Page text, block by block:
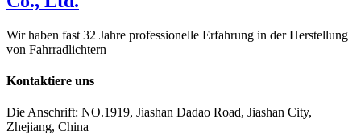
Wir haben fast 32 Jahre professionelle Erfahrung in der Herstellung
von Fahrradlichtern
Kontaktiere uns
Die Anschrift: NO.1919, Jiashan Dadao Road, Jiashan City,
Zhejiang, China